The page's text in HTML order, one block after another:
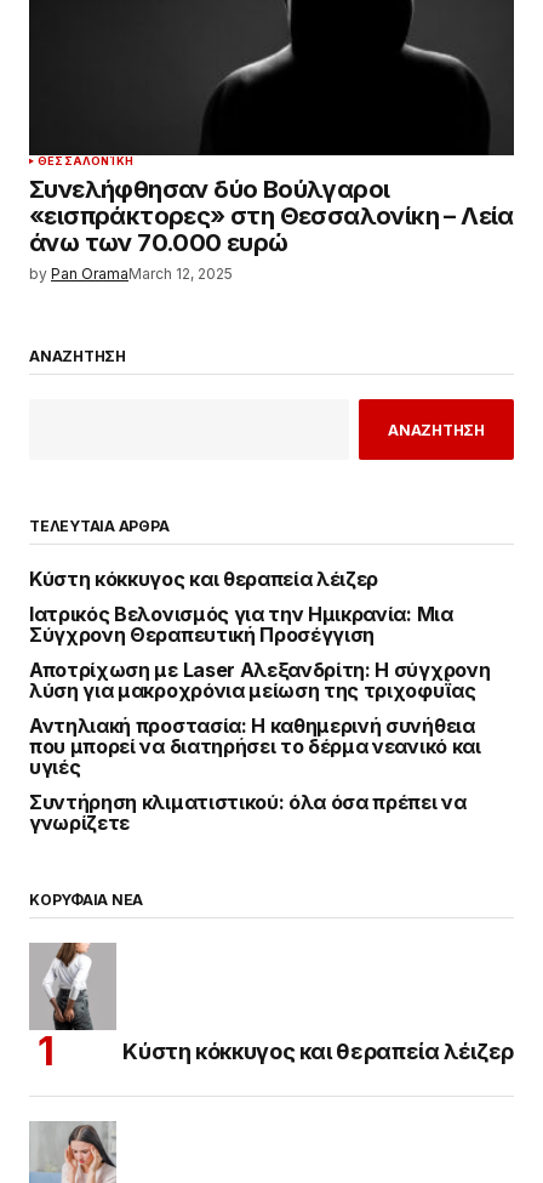
ΘΕΣΣΑΛΟΝΊΚΗ
Συνελήφθησαν δύο Βούλγαροι
«εισπράκτορες» στη Θεσσαλονίκη – Λεία
άνω των 70.000 ευρώ
by Pan OramaMarch 12, 2025
ΑΝΑΖΗΤΗΣΗ
ΑΝΑΖΗΤΗΣΗ
ΤΕΛΕΥΤΑΙΑ ΑΡΘΡΑ
Κύστη κόκκυγος και θεραπεία λέιζερ
Ιατρικός Βελονισμός για την Ημικρανία: Μια
Σύγχρονη Θεραπευτική Προσέγγιση
Αποτρίχωση με Laser Αλεξανδρίτη: Η σύγχρονη
λύση για μακροχρόνια μείωση της τριχοφυΐας
Αντηλιακή προστασία: Η καθημερινή συνήθεια
που μπορεί να διατηρήσει το δέρμα νεανικό και
υγιές
Συντήρηση κλιματιστικού: όλα όσα πρέπει να
γνωρίζετε
ΚΟΡΥΦΑΙΑ ΝΕΑ
Κύστη κόκκυγος και θεραπεία λέιζερ